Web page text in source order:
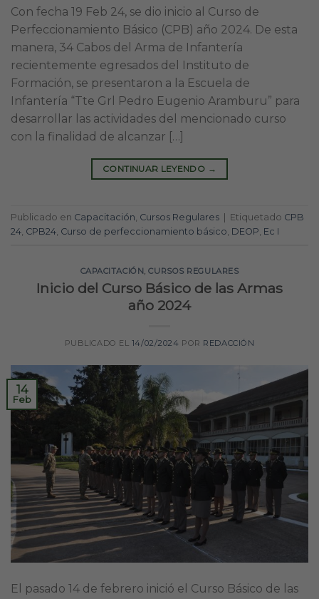
Con fecha 19 Feb 24, se dio inicio al Curso de
Perfeccionamiento Básico (CPB) año 2024. De esta
manera, 34 Cabos del Arma de Infantería
recientemente egresados del Instituto de
Formación, se presentaron a la Escuela de
Infantería “Tte Grl Pedro Eugenio Aramburu” para
desarrollar las actividades del mencionado curso
con la finalidad de alcanzar […]
CONTINUAR LEYENDO →
Publicado en Capacitación, Cursos Regulares Etiquetado CPB
24, CPB24, Curso de perfeccionamiento básico, DEOP, Ec I
CAPACITACIÓN,CURSOS REGULARES
Inicio del Curso Básico de las Armas
año 2024
PUBLICADO EL 14/02/2024 POR REDACCIÓN
14
Feb
El pasado 14 de febrero inició el Curso Básico de las